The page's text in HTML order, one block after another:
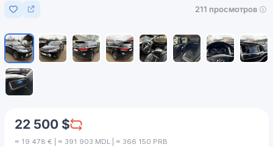
Добавить в избранное
211 просмотров
22 500 $
≈ 19 478 € | ≈ 391 903 MDL | ≈ 366 150 PRB